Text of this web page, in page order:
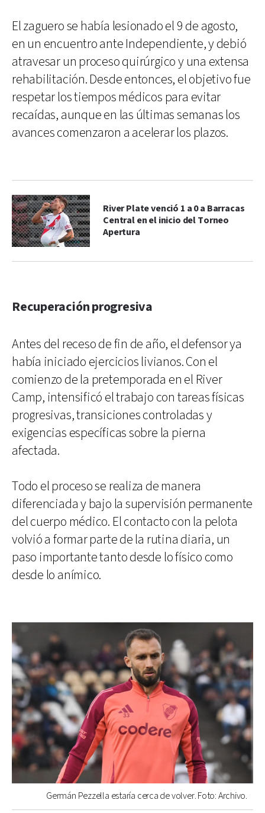
El zaguero se había lesionado el 9 de agosto,
en un encuentro ante Independiente, y debió
atravesar un proceso quirúrgico y una extensa
rehabilitación. Desde entonces, el objetivo fue
respetar los tiempos médicos para evitar
recaídas, aunque en las últimas semanas los
avances comenzaron a acelerar los plazos.
River Plate venció 1 a 0 a Barracas
Central en el inicio del Torneo
Apertura
Recuperación progresiva
Antes del receso de fin de año, el defensor ya
había iniciado ejercicios livianos. Con el
comienzo de la pretemporada en el River
Camp, intensificó el trabajo con tareas físicas
progresivas, transiciones controladas y
exigencias específicas sobre la pierna
afectada.
Todo el proceso se realiza de manera
diferenciada y bajo la supervisión permanente
del cuerpo médico. El contacto con la pelota
volvió a formar parte de la rutina diaria, un
paso importante tanto desde lo físico como
desde lo anímico.
Germán Pezzella estaría cerca de volver. Foto: Archivo.